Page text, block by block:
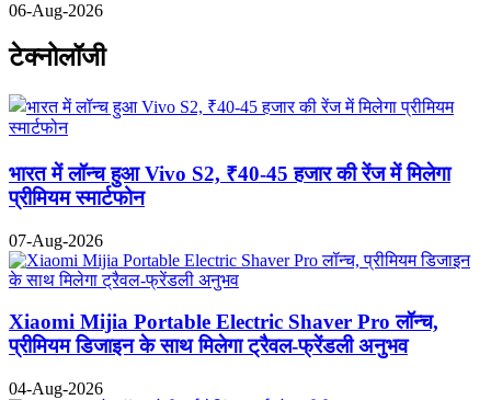
06-Aug-2026
टेक्नोलॉजी
भारत में लॉन्च हुआ Vivo S2, ₹40-45 हजार की रेंज में मिलेगा
प्रीमियम स्मार्टफोन
07-Aug-2026
Xiaomi Mijia Portable Electric Shaver Pro लॉन्च,
प्रीमियम डिजाइन के साथ मिलेगा ट्रैवल-फ्रेंडली अनुभव
04-Aug-2026